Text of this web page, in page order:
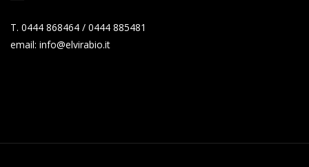
T. 0444 868464 / 0444 885481
email: info@elvirabio.it